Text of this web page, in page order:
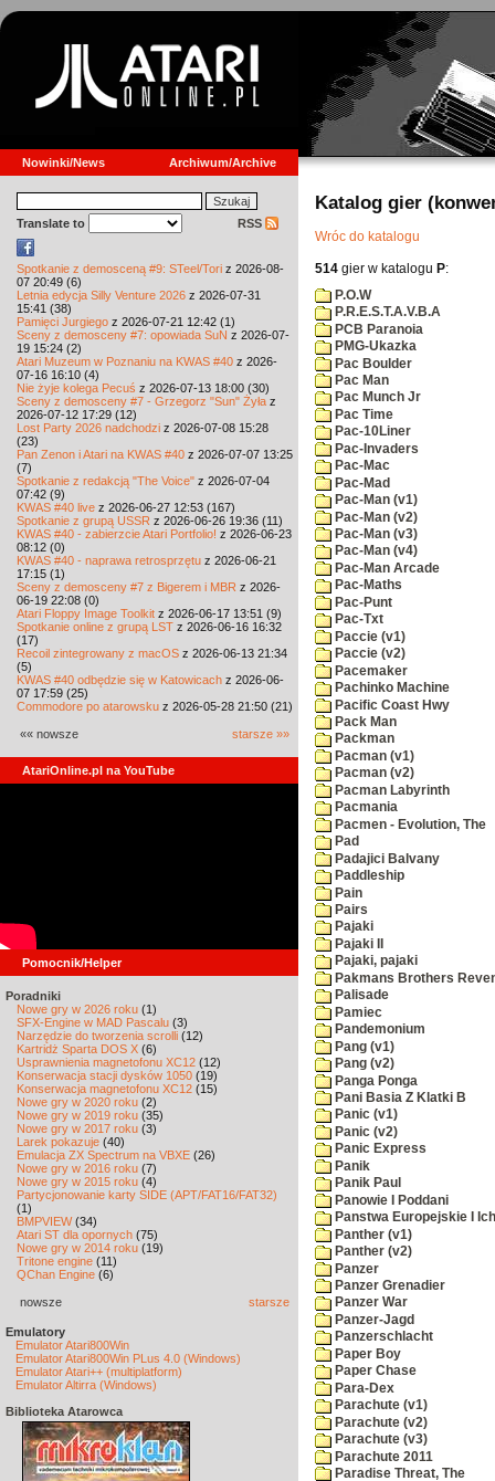
Nowinki/News Archiwum/Archive
Translate to RSS
Spotkanie z demosceną #9: STeel/Tori z 2026-08-
07 20:49 (6)
Letnia edycja Silly Venture 2026 z 2026-07-31
15:41 (38)
Pamięci Jurgiego z 2026-07-21 12:42 (1)
Sceny z demosceny #7: opowiada SuN z 2026-07-
19 15:24 (2)
Atari Muzeum w Poznaniu na KWAS #40 z 2026-
07-16 16:10 (4)
Nie żyje kolega Pecuś z 2026-07-13 18:00 (30)
Sceny z demosceny #7 - Grzegorz "Sun" Żyła z
2026-07-12 17:29 (12)
Lost Party 2026 nadchodzi z 2026-07-08 15:28
(23)
Pan Zenon i Atari na KWAS #40 z 2026-07-07 13:25
(7)
Spotkanie z redakcją "The Voice" z 2026-07-04
07:42 (9)
KWAS #40 live z 2026-06-27 12:53 (167)
Spotkanie z grupą USSR z 2026-06-26 19:36 (11)
KWAS #40 - zabierzcie Atari Portfolio! z 2026-06-23
08:12 (0)
KWAS #40 - naprawa retrosprzętu z 2026-06-21
17:15 (1)
Sceny z demosceny #7 z Bigerem i MBR z 2026-
06-19 22:08 (0)
Atari Floppy Image Toolkit z 2026-06-17 13:51 (9)
Spotkanie online z grupą LST z 2026-06-16 16:32
(17)
Recoil zintegrowany z macOS z 2026-06-13 21:34
(5)
KWAS #40 odbędzie się w Katowicach z 2026-06-
07 17:59 (25)
Commodore po atarowsku z 2026-05-28 21:50 (21)
«« nowsze starsze »»
AtariOnline.pl na YouTube
Pomocnik/Helper
Poradniki
Nowe gry w 2026 roku (1)
SFX-Engine w MAD Pascalu (3)
Narzędzie do tworzenia scrolli (12)
Kartridż Sparta DOS X (6)
Usprawnienia magnetofonu XC12 (12)
Konserwacja stacji dysków 1050 (19)
Konserwacja magnetofonu XC12 (15)
Nowe gry w 2020 roku (2)
Nowe gry w 2019 roku (35)
Nowe gry w 2017 roku (3)
Larek pokazuje (40)
Emulacja ZX Spectrum na VBXE (26)
Nowe gry w 2016 roku (7)
Nowe gry w 2015 roku (4)
Partycjonowanie karty SIDE (APT/FAT16/FAT32)
(1)
BMPVIEW(34)
Atari ST dla opornych (75)
Nowe gry w 2014 roku (19)
Tritone engine (11)
QChan Engine (6)
nowsze starsze
Emulatory
Emulator Atari800Win
Emulator Atari800Win PLus 4.0 (Windows)
Emulator Atari++ (multiplatform)
Emulator Altirra (Windows)
Biblioteka Atarowca
Katalog gier
Wróc do katalogu
514 gier w katalogu P:
P.O.W
P.R.E.S.T.A.V.B.A
PCB Paranoia
PMG-Ukazka
Pac Boulder
Pac Man
Pac Munch Jr
Pac Time
Pac-10Liner
Pac-Invaders
Pac-Mac
Pac-Mad
Pac-Man (v1)
Pac-Man (v2)
Pac-Man (v3)
Pac-Man (v4)
Pac-Man Arcade
Pac-Maths
Pac-Punt
Pac-Txt
Paccie (v1)
Paccie (v2)
Pacemaker
Pachinko Machine
Pacific Coast Hwy
Pack Man
Packman
Pacman (v1)
Pacman (v2)
Pacman Labyrinth
Pacmania
Pacmen - Evolution, The
Pad
Padajici Balvany
Paddleship
Pain
Pairs
Pajaki
Pajaki II
Pajaki, pajaki
Pakmans Brothers
Palisade
Pamiec
Pandemonium
Pang (v1)
Pang (v2)
Panga Ponga
Pani Basia Z Klatki B
Panic (v1)
Panic (v2)
Panic Express
Panik
Panik Paul
Panowie I Poddani
Panstwa Europejskie I
Panther (v1)
Panther (v2)
Panzer
Panzer Grenadier
Panzer War
Panzer-Jagd
Panzerschlacht
Paper Boy
Paper Chase
Para-Dex
Parachute (v1)
Parachute (v2)
Parachute (v3)
Parachute 2011
Paradise Threat, The